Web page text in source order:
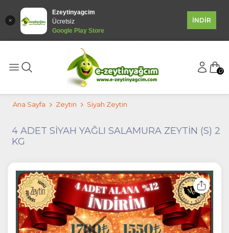
Ezeytinyagcim
Ücretsiz
Google Play Store
İNDİR
0
Ana Sayfa Zeytin Siyah Zeytin
4 ADET SİYAH YAĞLI SALAMURA ZEYTİN (S) 2
KG